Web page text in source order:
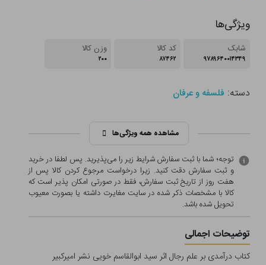
ویژگی‌ها
شابک
۹۷۸۹۶۴۰۰۱۴۳۴۹
کد کالا
۸۷۴۶۲
وزن کالا
۲۰۰
دسته: فلسفه و عرفان
مشاهده همه ویژگی‌ها
توجه؛ شما با ثبت سفارش شرایط زیر را می‌پذیرید. پس لطفا در خرید
و ثبت سفارش دقت کنید. زیرا درخواست مرجوع کردن کالا پس از
هفت روز از تاریخ ثبت سفارش، فقط در صورتی امکان پذیر است که
کالا با مشخصات ذکر شده در سایت مغایرت داشته یا بصورت معيوب
تحویل شده باشد.
توضیحات اجمالی
کتاب درآمدی بر علم رجال اثر سید ابوالقاسم خویی نشر امیرکبیر